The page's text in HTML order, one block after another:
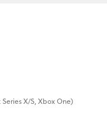
Series X/S, Xbox One)